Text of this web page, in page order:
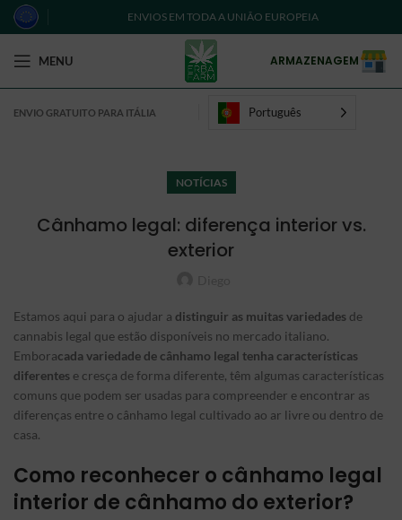
ENVIOS EM TODA A UNIÃO EUROPEIA
MENU ARMAZENAGEM
ENVIO GRATUITO PARA ITÁLIA Português
NOTÍCIAS
Cânhamo legal: diferença interior vs.
exterior
Estamos aqui para o ajudar a distinguir as muitas variedades de
cannabis legal que estão disponíveis no mercado italiano.
Emboracada variedade de cânhamo legal tenha características
diferentes e cresça de forma diferente, têm algumas características
comuns que podem ser usadas para compreender e encontrar as
diferenças entre o cânhamo legal cultivado ao ar livre ou dentro de
casa.
Como reconhecer o cânhamo legal
interior de cânhamo do exterior?